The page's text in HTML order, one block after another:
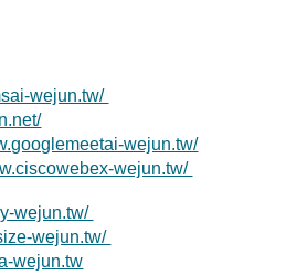
wejun.tw/
wejun.tw/
wejun.tw/
wejun.tw/
wejun.tw/
wejun.tw